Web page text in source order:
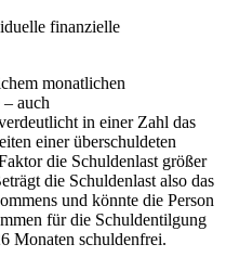
finanzielle
monatlichen
auch
in einer Zahl das
einer überschuldeten
die Schuldenlast größer
die Schuldenlast also das
und könnte die Person
für die Schuldentilgung
Monaten schuldenfrei.